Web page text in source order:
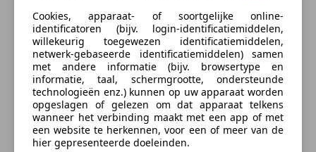
Bestuurdersstoel in hoogte verstelbaar
Buitenspiegels van binnenuit verstelbaar
Hoofdsteunen voor
Stuurbekrachtiging snelheidsafhankelijk
Stuur verstelbaar
Veiligheid
Airbag(s) hoofd voor
Electronic Brake Distribution (EBD)
Contact aanbieder
Opmerking of vraag
Cookies, apparaat- of soortgelijke online-
identificatoren (bijv. login-identificatiemiddelen,
willekeurig toegewezen identificatiemiddelen,
netwerk-gebaseerde identificatiemiddelen) samen
met andere informatie (bijv. browsertype en
informatie, taal, schermgrootte, ondersteunde
technologieën enz.) kunnen op uw apparaat worden
opgeslagen of gelezen om dat apparaat telkens
wanneer het verbinding maakt met een app of met
een website te herkennen, voor een of meer van de
hier gepresenteerde doeleinden.